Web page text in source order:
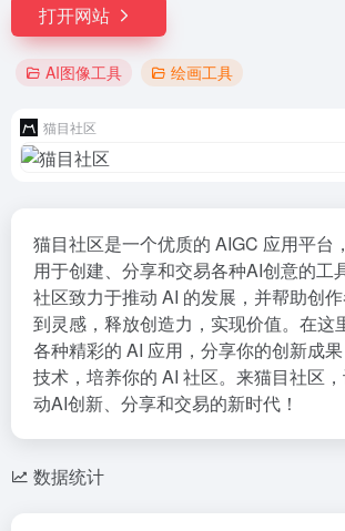
打开网站
AI图像工具 绘画工具
猫目社区
猫目社区是一个优质的 AIGC 应用平台
用于创建、分享和交易各种AI创意的工
社区致力于推动 AI 的发展，并帮助创
到灵感，释放创造力，实现价值。在这
各种精彩的 AI 应用，分享你的创新成
技术，培养你的 AI 社区。来猫目社区
动AI创新、分享和交易的新时代！
数据统计